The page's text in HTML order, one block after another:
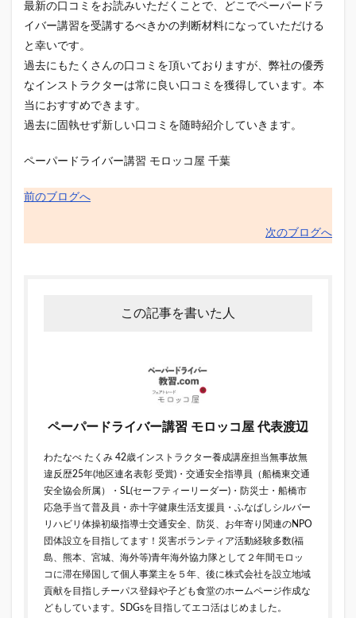
最新の口コミをお読みいただくことで、どこでペーパードラ
イバー講習を受講するべきかの判断材料になっていただける
と幸いです。
過去にもたくさんの口コミを頂いておりますが、弊社の優秀
なインストラクターは常に良い口コミを獲得しています。本
当におすすめできます。
過去に固執せず新しい口コミを随時紹介していきます。
ペーパードライバー講習 モロッコ屋 千葉
前のブログへ
次のブログへ
この記事を書いた人
ペーパードライバー講習 モロッコ屋 代表渡辺
わたなべ たくみ 42歳インストラクター養成講座担当無事故無
違反歴25年(地区連名表彰 受賞)・交通安全指導員（船橋東交通
安全協会所属）・SL(セーフティーリーダー)・防災士・船橋市
応急手当て普及員・赤十字健康生活支援員・ふなばしシルバー
リハビリ体操初級指導士交通安全、防災、お年寄り関連のNPO
団体設立を目指してます！災害ボランティア活動経験多数(福
島、熊本、宮城、海外等)青年海外協力隊として２年間モロッ
コに滞在帰国して個人事業主を５年、後に株式会社を設立地域
貢献を目指しチーパス登録や子ども食堂のホームページ作成な
どもしています。SDGsを目指してエコ活はじめました。